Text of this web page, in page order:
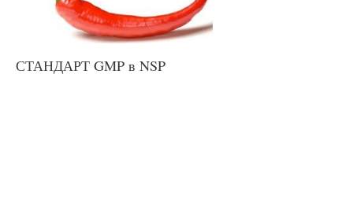
СТАНДАРТ GMP в NSP